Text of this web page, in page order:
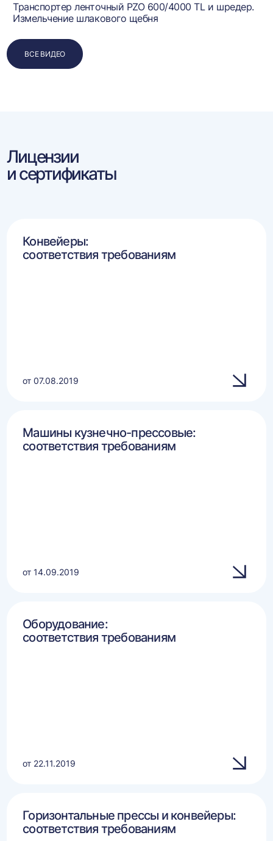
Транспортер ленточный PZO 600/4000 TL и шредер.
Измельчение шлакового щебня
ВСЕ ВИДЕО
Лицензии
и сертификаты
Конвейеры:
соответствия требованиям
от 07.08.2019
Машины кузнечно-прессовые:
соответствия требованиям
от 14.09.2019
Оборудование:
соответствия требованиям
от 22.11.2019
Горизонтальные прессы и конвейеры:
соответствия требованиям